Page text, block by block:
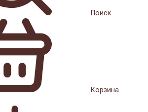
Поиск
Корзина